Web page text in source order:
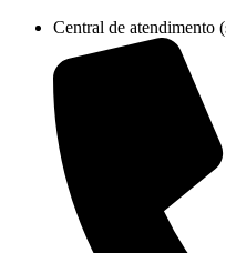
conteúdo
Central de atendimento